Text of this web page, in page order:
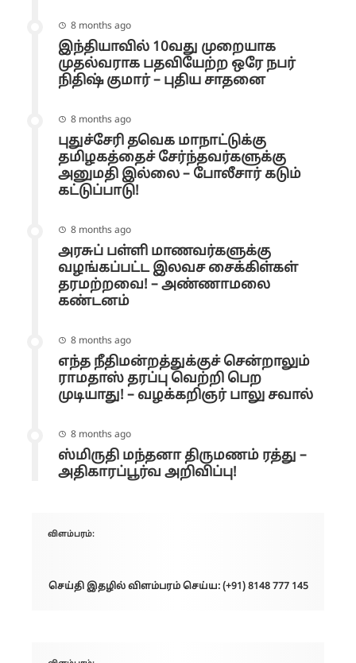
8 months ago
இந்தியாவில் 10வது முறையாக
முதல்வராக பதவியேற்ற ஒரே நபர்
நிதிஷ் குமார் – புதிய சாதனை
8 months ago
புதுச்சேரி தவெக மாநாட்டுக்கு
தமிழகத்தைச் சேர்ந்தவர்களுக்கு
அனுமதி இல்லை – போலீசார் கடும்
கட்டுப்பாடு!
8 months ago
அரசுப் பள்ளி மாணவர்களுக்கு
வழங்கப்பட்ட இலவச சைக்கிள்கள்
தரமற்றவை! – அண்ணாமலை
கண்டனம்
8 months ago
எந்த நீதிமன்றத்துக்குச் சென்றாலும்
ராமதாஸ் தரப்பு வெற்றி பெற
முடியாது! – வழக்கறிஞர் பாலு சவால்
8 months ago
ஸ்மிருதி மந்தனா திருமணம் ரத்து –
அதிகாரப்பூர்வ அறிவிப்பு!
விளம்பரம்:
செய்தி இதழில் விளம்பரம் செய்ய: (+91) 8148 777 145